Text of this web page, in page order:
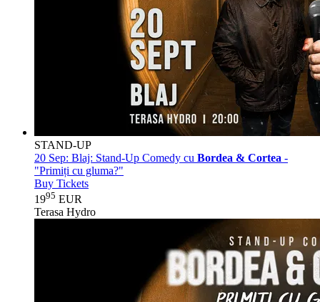
STAND-UP
20 Sep: Blaj: Stand-Up Comedy cu Bordea & Cortea -
"Primiți cu gluma?"
Buy Tickets
1995 EUR
Terasa Hydro